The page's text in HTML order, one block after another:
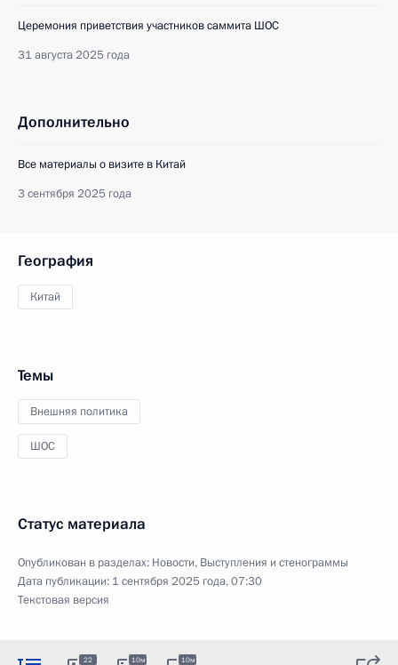
Церемония приветствия участников саммита ШОС
31 августа 2025 года
Дополнительно
Все материалы о визите в Китай
3 сентября 2025 года
География
Китай
Темы
Внешняя политика
ШОС
Статус материала
Опубликован в разделах: Новости, Выступления и стенограммы
Дата публикации: 1 сентября 2025 года, 07:30
Текстовая версия
22 10м 10м